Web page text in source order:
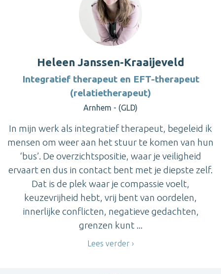
Heleen Janssen-Kraaijeveld
Integratief therapeut en EFT-therapeut
(relatietherapeut)
Arnhem - (GLD)
In mijn werk als integratief therapeut, begeleid ik
mensen om weer aan het stuur te komen van hun
‘bus’. De overzichtspositie, waar je veiligheid
ervaart en dus in contact bent met je diepste zelf.
Dat is de plek waar je compassie voelt,
keuzevrijheid hebt, vrij bent van oordelen,
innerlijke conflicten, negatieve gedachten,
grenzen kunt ...
Lees verder